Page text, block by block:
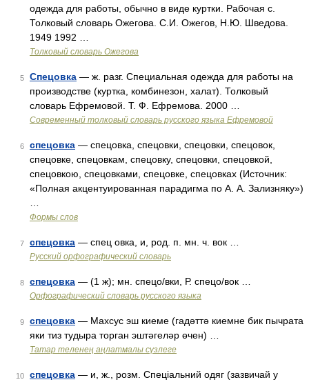
одежда для работы, обычно в виде куртки. Рабочая с.
Толковый словарь Ожегова. С.И. Ожегов, Н.Ю. Шведова.
1949 1992 …
Толковый словарь Ожегова
5 Спецовка — ж. разг. Специальная одежда для работы на
производстве (куртка, комбинезон, халат). Толковый
словарь Ефремовой. Т. Ф. Ефремова. 2000 …
Современный толковый словарь русского языка Ефремовой
6 спецовка — спецовка, спецовки, спецовки, спецовок,
спецовке, спецовкам, спецовку, спецовки, спецовкой,
спецовкою, спецовками, спецовке, спецовках (Источник:
«Полная акцентуированная парадигма по А. А. Зализняку»)
Формы слов
7 спецовка — спец овка, и, род. п. мн. ч. вок …
Русский орфографический словарь
8 спецовка — (1 ж); мн. спецо/вки, Р. спецо/вок …
Орфографический словарь русского языка
9 спецовка — Махсус эш киеме (гадәттә киемне бик пычрата
яки тиз тудыра торган эштәгеләр өчен) …
Татар теленең аңлатмалы сүзлеге
10 спецовка — и, ж., розм. Спеціальний одяг (зазвичай у